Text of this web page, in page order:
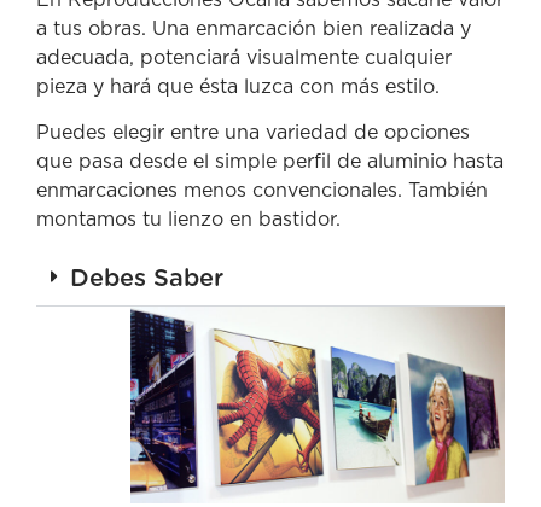
a tus obras. Una enmarcación bien realizada y
adecuada, potenciará visualmente cualquier
pieza y hará que ésta luzca con más estilo.
Puedes elegir entre una variedad de opciones
que pasa desde el simple perfil de aluminio hasta
enmarcaciones menos convencionales. También
montamos tu lienzo en bastidor.
Debes Saber